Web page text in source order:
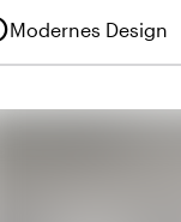
Modernes Design